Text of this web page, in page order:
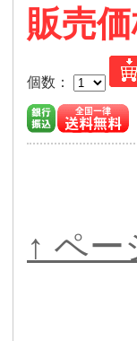
販売価
個数：
↑ ペー